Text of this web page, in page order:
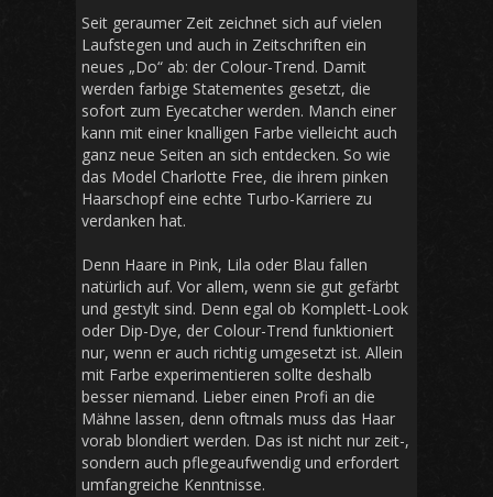
Seit geraumer Zeit zeichnet sich auf vielen
Laufstegen und auch in Zeitschriften ein
neues „Do“ ab: der Colour-Trend. Damit
werden farbige Statementes gesetzt, die
sofort zum Eyecatcher werden. Manch einer
kann mit einer knalligen Farbe vielleicht auch
ganz neue Seiten an sich entdecken. So wie
das Model Charlotte Free, die ihrem pinken
Haarschopf eine echte Turbo-Karriere zu
verdanken hat.
Denn Haare in Pink, Lila oder Blau fallen
natürlich auf. Vor allem, wenn sie gut gefärbt
und gestylt sind. Denn egal ob Komplett-Look
oder Dip-Dye, der Colour-Trend funktioniert
nur, wenn er auch richtig umgesetzt ist. Allein
mit Farbe experimentieren sollte deshalb
besser niemand. Lieber einen Profi an die
Mähne lassen, denn oftmals muss das Haar
vorab blondiert werden. Das ist nicht nur zeit-,
sondern auch pflegeaufwendig und erfordert
umfangreiche Kenntnisse.